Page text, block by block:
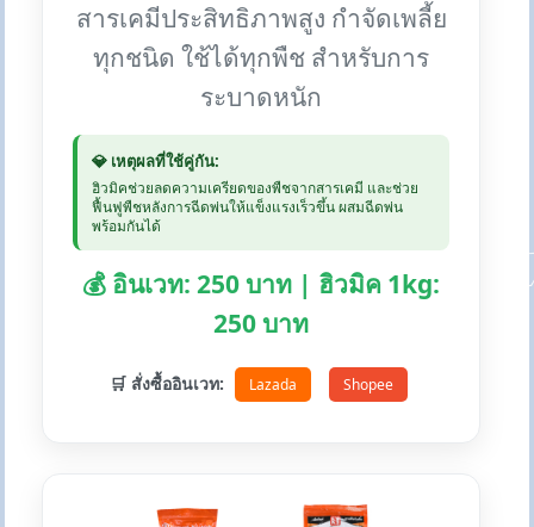
สารเคมีประสิทธิภาพสูง กำจัดเพลี้ย
ทุกชนิด ใช้ได้ทุกพืช สำหรับการ
ระบาดหนัก
💎 เหตุผลที่ใช้คู่กัน:
ฮิวมิคช่วยลดความเครียดของพืชจากสารเคมี และช่วย
ฟื้นฟูพืชหลังการฉีดพ่นให้แข็งแรงเร็วขึ้น ผสมฉีดพ่น
พร้อมกันได้
💰 อินเวท: 250 บาท | ฮิวมิค 1kg:
250 บาท
🛒 สั่งซื้ออินเวท: Lazada Shopee